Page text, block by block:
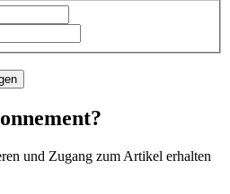
und Zugang zum Artikel erhalten